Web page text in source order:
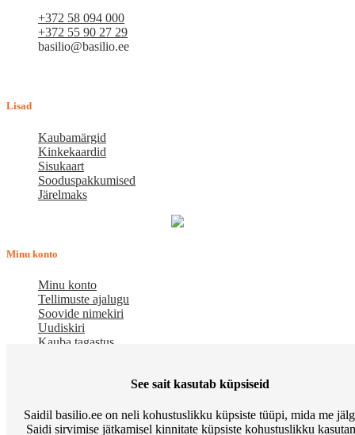
+372 58 094 000
+372 55 90 27 29
basilio@basilio.ee
Lisad
Kaubamärgid
Kinkekaardid
Sisukaart
Sooduspakkumised
Järelmaks
Minu konto
Minu konto
Tellimuste ajalugu
Soovide nimekiri
Uudiskiri
Kauba tagastus
pakub kaupu lemmikloomadele. Me hindame igat ostjat ja väga
See sait kasutab küpsiseid
Saidil basilio.ee on neli kohustuslikku küpsiste tüüpi, mida me
Saidi sirvimise jätkamisel kinnitate küpsiste kohustuslikku